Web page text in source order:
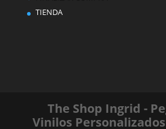
TIENDA
The Shop Ingrid -
Vinilos